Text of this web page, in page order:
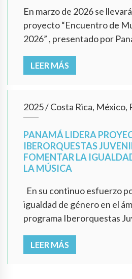
En marzo de 2026 se
proyecto “Encuentro de
2026” , presentado por
LEER MÁS
2025/Costa Rica, México,
PANAMÁ LIDERA
IBERORQUESTAS
FOMENTAR LA
LA MÚSICA
En su continuo esfuerzo
igualdad de género en el
programa Iberorquestas
LEER MÁS